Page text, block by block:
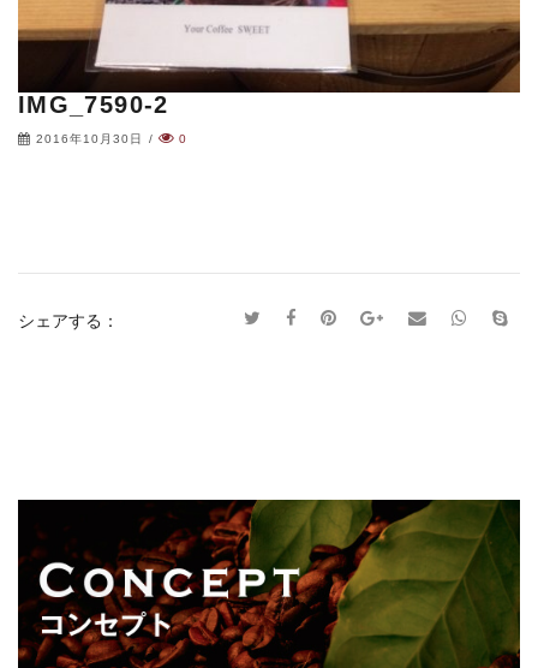
IMG_7590-2
2016年10月30日 / 0
シェアする：